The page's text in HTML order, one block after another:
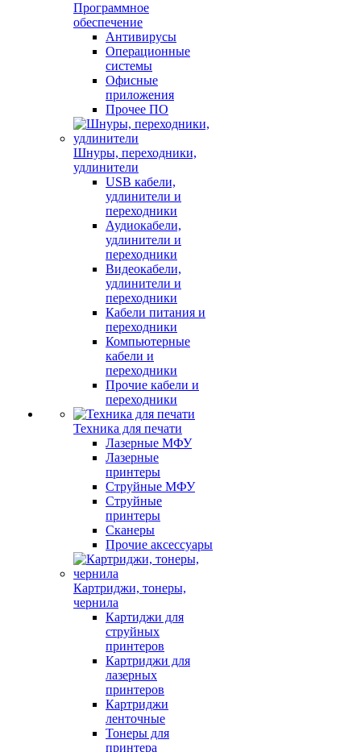
Программное
обеспечение
Антивирусы
Операционные
системы
Офисные
приложения
Прочее ПО
Шнуры, переходники,
удлинители
USB кабели,
удлинители и
переходники
Аудиокабели,
удлинители и
переходники
Видеокабели,
удлинители и
переходники
Кабели питания и
переходники
Компьютерные
кабели и
переходники
Прочие кабели и
переходники
Техника для печати
Лазерные МФУ
Лазерные
принтеры
Струйные МФУ
Струйные
принтеры
Сканеры
Прочие аксессуары
Картриджи, тонеры,
чернила
Картиджи для
струйных
принтеров
Картриджи для
лазерных
принтеров
Картриджи
ленточные
Тонеры для
принтера